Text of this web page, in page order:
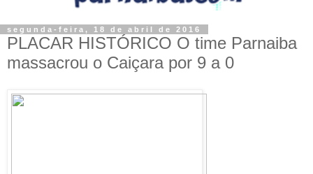
segunda-feira, 18 de abril de 2016
PLACAR HISTÓRICO O time Parnaiba
massacrou o Caiçara por 9 a 0